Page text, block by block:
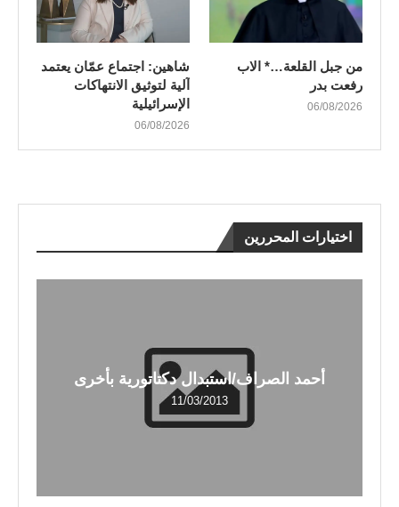
من جبل القلعة…* الاب
رفعت بدر
06/08/2026
شاهين: اجتماع عمّان يعتمد
آلية لتوثيق الانتهاكات
الإسرائيلية
06/08/2026
اختيارات المحررين
أحمد الصراف/استبدال دكتاتورية بأخرى
11/03/2013